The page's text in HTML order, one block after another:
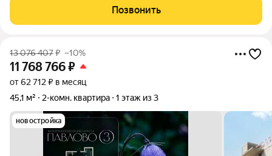
готовое жильё без лишних хлопот. Квартира площадью 51
квадратный метр на первом
Позвонить
13 076 407₽ –10%
11 768 766₽
от 62 712 ₽ в месяц
45,1 м²
2-комн. квартира 1 этаж из 3
новостройка